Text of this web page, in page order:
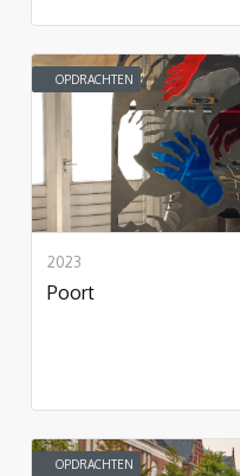
OPDRACHTEN
2023
Poort
OPDRACHTEN